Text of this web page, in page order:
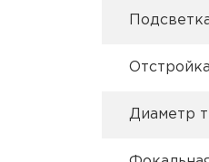
Диаметр